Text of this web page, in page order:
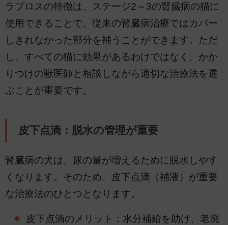
ラプロスの特徴は、ステージ2～3の腎臓病の猫に
使用できることで、従来の腎臓病治療ではカバー
しきれなかった部分を補うことができます。ただ
し、すべての猫に効果があるわけではなく、かか
りつけの獣医師と相談しながら適切な治療法を選
ぶことが重要です。
皮下点滴：脱水の管理が重要
腎臓病の犬は、尿の量が増えるために脱水しやす
くなります。そのため、皮下点滴（補液）が重要
な治療法のひとつとなります。
皮下点滴のメリット：水分補給を助け、老廃